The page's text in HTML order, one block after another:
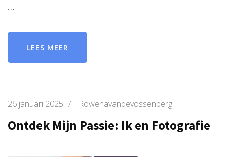
…
LEES MEER
26 januari 2025 / Rowenavandevossenberg
Ontdek Mijn Passie: Ik en Fotografie